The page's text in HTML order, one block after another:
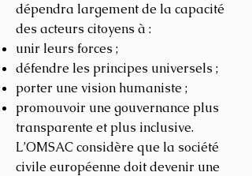
dépendra largement de la capacité
des acteurs citoyens à :
unir leurs forces ;
défendre les principes universels ;
porter une vision humaniste ;
promouvoir une gouvernance plus
transparente et plus inclusive.
L’OMSAC considère que la société
civile européenne doit devenir une